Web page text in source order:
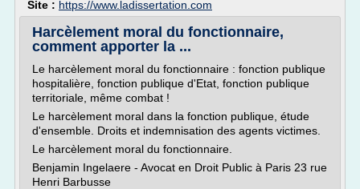
Site : https://www.ladissertation.com
Harcèlement moral du fonctionnaire,
comment apporter la ...
Le harcèlement moral du fonctionnaire : fonction publique
hospitalière, fonction publique d'Etat, fonction publique
territoriale, même combat !
Le harcèlement moral dans la fonction publique, étude
d'ensemble. Droits et indemnisation des agents victimes.
Le harcèlement moral du fonctionnaire.
Benjamin Ingelaere - Avocat en Droit Public à Paris 23 rue
Henri Barbusse